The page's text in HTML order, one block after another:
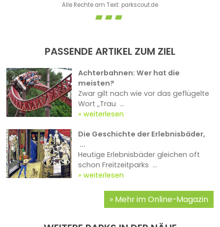
Alle Rechte am Text: parkscout.de
PASSENDE ARTIKEL ZUM ZIEL
Achterbahnen: Wer hat die
meisten?
Zwar gilt nach wie vor das geflügelte
Wort „Trau ...
weiterlesen
Die Geschichte der Erlebnisbäder,
...
Heutige Erlebnisbäder gleichen oft
schon Freitzeitparks ...
weiterlesen
Mehr im Online-Magazin